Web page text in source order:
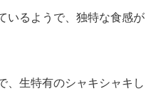
いるようで、独特な食感が
、生特有のシャキシャキし